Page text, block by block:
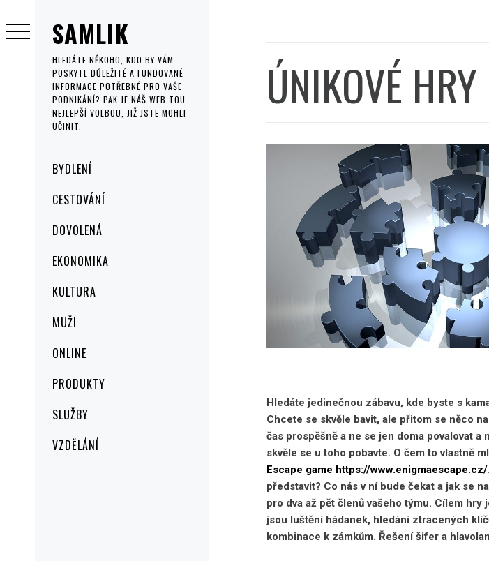
SAMLIK
HLEDÁTE NĚKOHO, KDO BY VÁM
POSKYTL DŮLEŽITÉ A FUNDOVANÉ
INFORMACE POTŘEBNÉ PRO VAŠE
PODNIKÁNÍ? PAK JE NÁŠ WEB TOU
NEJLEPŠÍ VOLBOU, JIŽ JSTE MOHLI
UČINIT.
MenuBYDLENÍ
CESTOVÁNÍ
DOVOLENÁ
EKONOMIKA
KULTURA
MUŽI
ONLINE
PRODUKTY
SLUŽBY
VZDĚLÁNÍ
to
content
ÚNIKOVÉ
Hledáte jedinečnou zábavu, kde byste s
Chcete se skvěle bavit, ale přitom se něco
čas prospěšně a ne se jen doma povalovat
skvěle se u toho pobavte. O čem to vlastně
Escape game https://www.enigmaescape.cz/.
představit? Co nás v ní bude čekat a jak se
pro dva až pět členů vašeho týmu. Cílem
jsou luštění hádanek, hledání ztracených
kombinace k zámkům. Řešení šifer a